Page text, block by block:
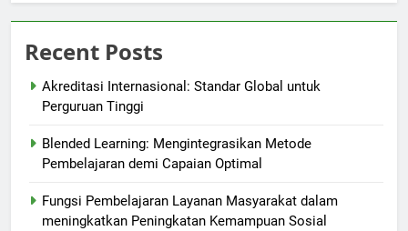
Recent Posts
Akreditasi Internasional: Standar Global untuk
Perguruan Tinggi
Blended Learning: Mengintegrasikan Metode
Pembelajaran demi Capaian Optimal
Fungsi Pembelajaran Layanan Masyarakat dalam
meningkatkan Peningkatan Kemampuan Sosial